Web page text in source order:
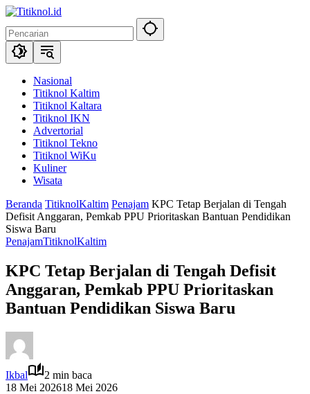
Langsung
konten
Nasional
Titiknol Kaltim
Titiknol Kaltara
Titiknol IKN
Advertorial
Titiknol Tekno
Titiknol WiKu
Kuliner
Wisata
Beranda TitiknolKaltim Penajam KPC Tetap Berjalan di Tengah
Defisit Anggaran, Pemkab PPU Prioritaskan Bantuan Pendidikan
Siswa Baru
PenajamTitiknolKaltim
KPC Tetap Berjalan di Tengah Defisit
Anggaran, Pemkab PPU Prioritaskan
Bantuan Pendidikan Siswa Baru
Ikbal
2 min baca
18 Mei 202618 Mei 2026